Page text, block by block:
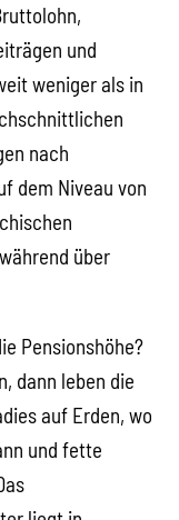
und
weniger als in
nach
dem Niveau von
über
Pensionshöhe?
dann leben die
auf Erden, wo
und fette